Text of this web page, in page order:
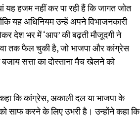
यह हजम नहीं कर पा रही हैं कि जागत जोत
यह अधिनियम उन्हें अपने विभाजनकारी
देश भर में ‘आप’ की बढ़ती मौजूदगी ने
तक फैल चुकी है, जो भाजपा और कांग्रेस
बजाय सत्ता का दोस्ताना मैच खेलने को
कहा कि कांग्रेस, अकाली दल या भाजपा के
को साफ करने के लिए उभरी है। उन्होंने कहा कि